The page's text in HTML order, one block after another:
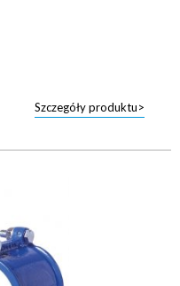
Szczegóły produktu>